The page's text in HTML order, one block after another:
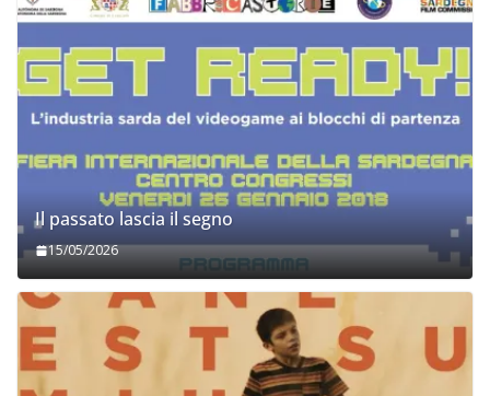
Il passato lascia il segno
15/05/2026